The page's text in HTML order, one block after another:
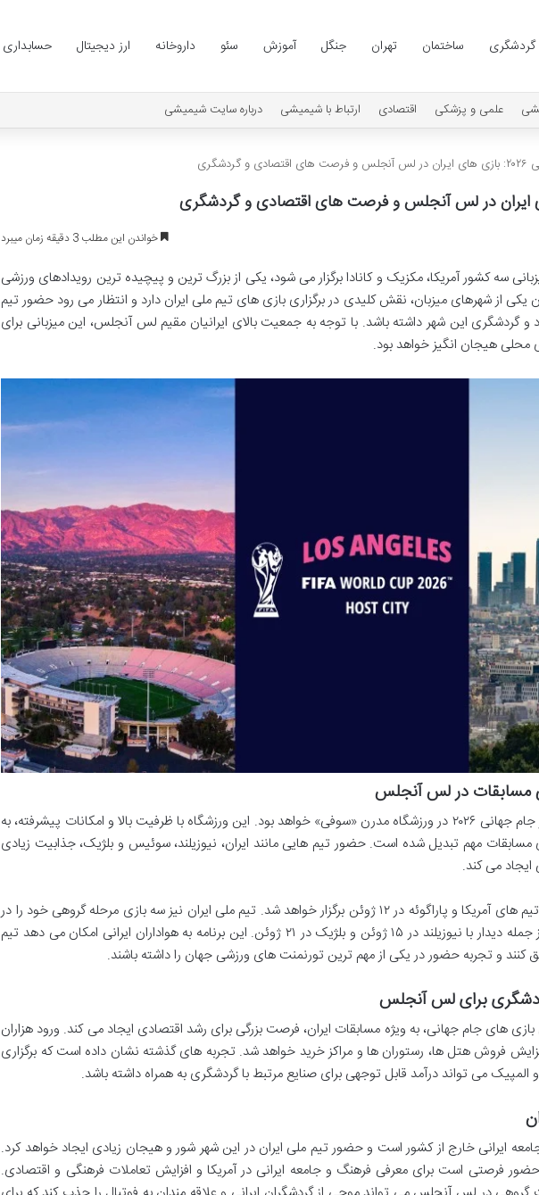
گردشگری ساختمان تهران جنگل آموزش سئو داروخانه ارز دیجیتال حسابداری
علمی و پزشکی اقتصادی ارتباط با شیمیشی درباره سایت شیمیشی
خواندن این مطلب 3 دقیقه زمان میبرد
۲۰۲۶ که به میزبانی سه کشور آمریکا، مکزیک و کانادا برگزار می شود، یکی از بزرگ ترین و پیچیده ترین رویدادهای ورزشی
از شهرهای میزبان، نقش کلیدی در برگزاری بازی های تیم ملی ایران دارد و انتظار می رود حضور تیم
و گردشگری این شهر داشته باشد. با توجه به جمعیت بالای ایرانیان مقیم لس آنجلس، این میزبانی برای
محلی هیجان انگیز خواهد بود.
مسابقات در لس آنجلس
لس آنجلس میزبان هشت دیدار جام جهانی ۲۰۲۶ در ورزشگاه مدرن «سوفی» خواهد بود. این ورزشگاه با ظرفیت بالا و امکانات پیشرفته، به
مسابقات مهم تبدیل شده است. حضور تیم هایی مانند ایران، نیوزیلند، سوئیس و بلژیک، جذابیت زیادی
ایجاد می کند.
بازی افتتاحیه این ورزشگاه بین تیم های آمریکا و پاراگوئه در ۱۲ ژوئن برگزار خواهد شد. تیم ملی ایران نیز سه بازی مرحله گروهی خود را در
این ورزشگاه انجام خواهد داد، از جمله دیدار با نیوزیلند در ۱۵ ژوئن و بلژیک در ۲۱ ژوئن. این برنامه به هواداران ایرانی امکان می دهد تیم
کنند و تجربه حضور در یکی از مهم ترین تورنمنت های ورزشی جهان را داشته باشند.
برای لس آنجلس
های جام جهانی، به ویژه مسابقات ایران، فرصت بزرگی برای رشد اقتصادی ایجاد می کند. ورود هزاران
فروش هتل ها، رستوران ها و مراکز خرید خواهد شد. تجربه های گذشته نشان داده است که برگزاری
می تواند درآمد قابل توجهی برای صنایع مرتبط با گردشگری به همراه داشته باشد.
ایرانی خارج از کشور است و حضور تیم ملی ایران در این شهر شور و هیجان زیادی ایجاد خواهد کرد.
فرصتی است برای معرفی فرهنگ و جامعه ایرانی در آمریکا و افزایش تعاملات فرهنگی و اقتصادی.